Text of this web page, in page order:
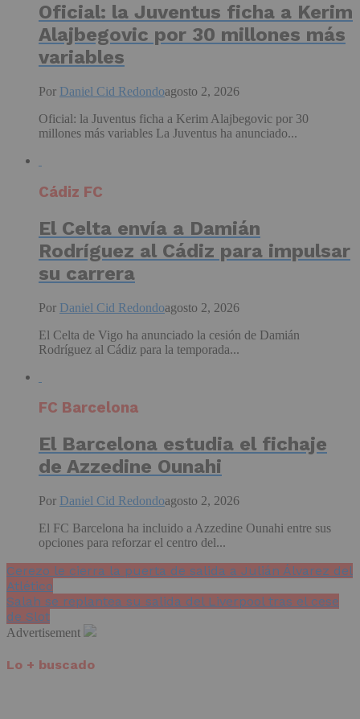
Oficial: la Juventus ficha a Kerim
Alajbegovic por 30 millones más
variables
Por Daniel Cid Redondoagosto 2, 2026
Oficial: la Juventus ficha a Kerim Alajbegovic por 30
millones más variables La Juventus ha anunciado...
Cádiz FC
El Celta envía a Damián
Rodríguez al Cádiz para impulsar
su carrera
Por Daniel Cid Redondoagosto 2, 2026
El Celta de Vigo ha anunciado la cesión de Damián
Rodríguez al Cádiz para la temporada...
FC Barcelona
El Barcelona estudia el fichaje
de Azzedine Ounahi
Por Daniel Cid Redondoagosto 2, 2026
El FC Barcelona ha incluido a Azzedine Ounahi entre sus
opciones para reforzar el centro del...
Cerezo le cierra la puerta de salida a Julián Álvarez del
Atlético
Salah se replantea su salida del Liverpool tras el cese
de Slot
Advertisement
Lo + buscado